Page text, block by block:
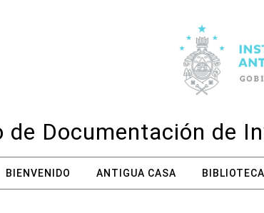
de Documentación de
BIENVENIDO ANTIGUA CASA BIBLIOTECA